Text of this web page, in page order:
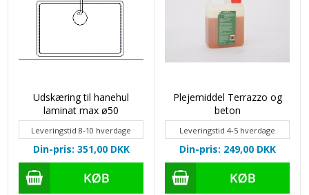
Udskæring til hanehul
laminat max ø50
Leveringstid 8-10 hverdage
Din-pris: 351,00 DKK
Plejemiddel Terrazzo og
beton
Leveringstid 4-5 hverdage
Din-pris: 249,00 DKK